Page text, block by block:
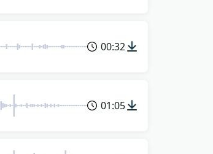
00:32
01:05